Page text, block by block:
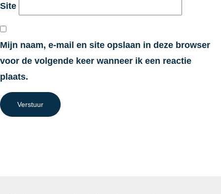
Site
Mijn naam, e-mail en site opslaan in deze browser
voor de volgende keer wanneer ik een reactie
plaats.
Verstuur